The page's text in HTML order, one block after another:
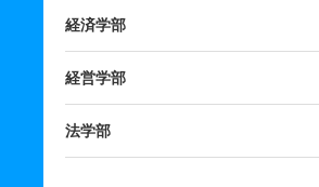
経済学部
経営学部
法学部